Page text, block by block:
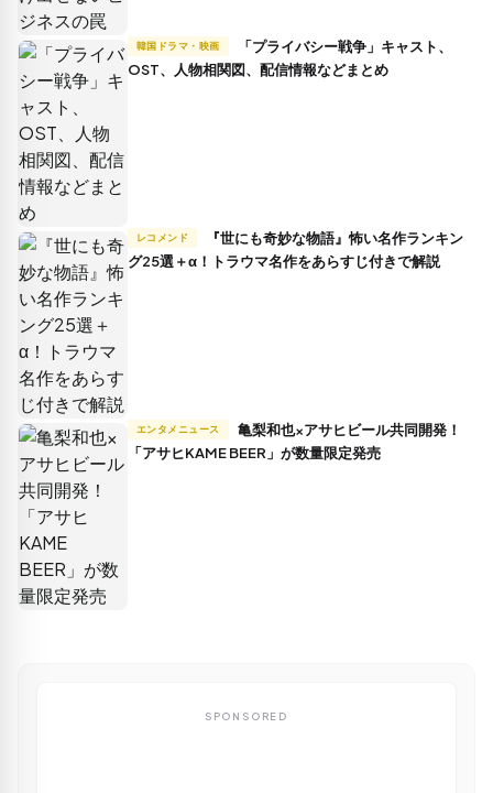
韓国ドラマ・映画
OST、人物相関図、配信情報などまとめ
レコメンド
グ25選＋α！トラウマ名作をあらすじ付きで解説
エンタメニュース
「アサヒKAME BEER」が数量限定発売
SPONSORED